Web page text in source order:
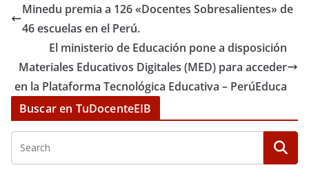
Minedu premia a 126 «Docentes Sobresalientes» de
46 escuelas en el Perú.
El ministerio de Educación pone a disposición
Materiales Educativos Digitales (MED) para acceder
en la Plataforma Tecnológica Educativa – PerúEduca
Buscar en TuDocenteEIB